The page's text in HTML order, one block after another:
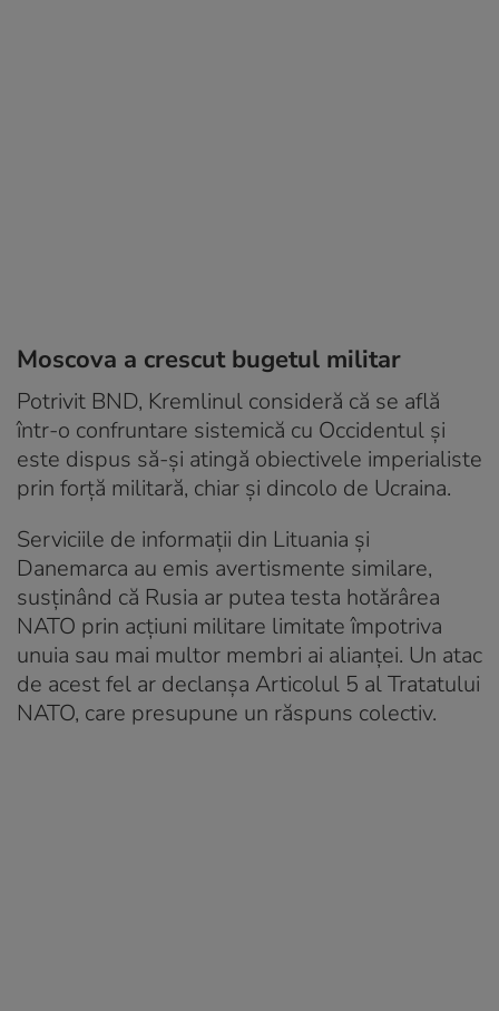
Moscova a crescut bugetul militar
Potrivit BND, Kremlinul consideră că se află
într-o confruntare sistemică cu Occidentul și
este dispus să-și atingă obiectivele imperialiste
prin forță militară, chiar și dincolo de Ucraina.
Serviciile de informații din Lituania și
Danemarca au emis avertismente similare,
susținând că Rusia ar putea testa hotărârea
NATO prin acțiuni militare limitate împotriva
unuia sau mai multor membri ai alianței. Un atac
de acest fel ar declanșa Articolul 5 al Tratatului
NATO, care presupune un răspuns colectiv.